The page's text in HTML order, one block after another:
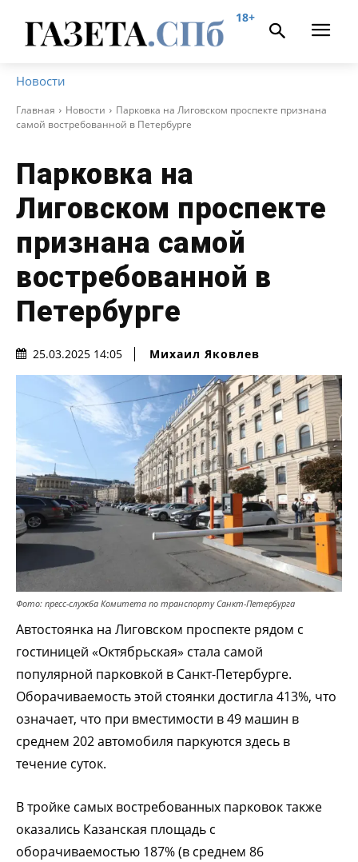
18+
Новости
Главная Новости
Парковка на Лиговском проспекте признана
самой востребованной в Петербурге
Парковка на
Лиговском проспекте
признана самой
востребованной в
Петербурге
25.03.2025 14:05 Михаил Яковлев
Фото: пресс-служба Комитета по транспорту Санкт-Петербурга
Автостоянка на Лиговском проспекте рядом с
гостиницей «Октябрьская» стала самой
популярной парковкой в Санкт-Петербурге.
Оборачиваемость этой стоянки достигла 413%, что
означает, что при вместимости в 49 машин в
среднем 202 автомобиля паркуются здесь в
течение суток.
В тройке самых востребованных парковок также
оказались Казанская площадь с
оборачиваемостью 187% (в среднем 86